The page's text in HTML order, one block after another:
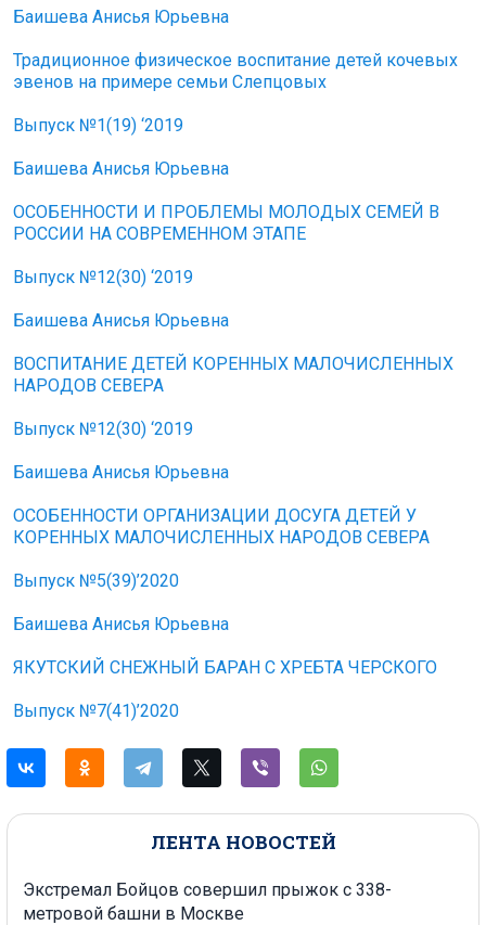
ЛЕНТА НОВОСТЕЙ
Экстремал Бойцов совершил прыжок с 338-
метровой башни в Москве
Баишева Анисья Юрьевна
Традиционное физическое воспитание детей кочевых
эвенов на примере семьи Слепцовых
Выпуск №1(19) ‘2019
Баишева Анисья Юрьевна
ОСОБЕННОСТИ И ПРОБЛЕМЫ МОЛОДЫХ СЕМЕЙ В
РОССИИ НА СОВРЕМЕННОМ ЭТАПЕ
Выпуск №12(30) ‘2019
Баишева Анисья Юрьевна
ВОСПИТАНИЕ ДЕТЕЙ КОРЕННЫХ МАЛОЧИСЛЕННЫХ
НАРОДОВ СЕВЕРА
Выпуск №12(30) ‘2019
Баишева Анисья Юрьевна
ОСОБЕННОСТИ ОРГАНИЗАЦИИ ДОСУГА ДЕТЕЙ У
КОРЕННЫХ МАЛОЧИСЛЕННЫХ НАРОДОВ СЕВЕРА
Выпуск №5(39)’2020
Баишева Анисья Юрьевна
ЯКУТСКИЙ СНЕЖНЫЙ БАРАН С ХРЕБТА ЧЕРСКОГО
Выпуск №7(41)’2020